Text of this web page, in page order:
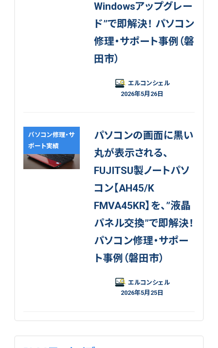
Windowsアップグレー
ド”で即解決！ パソコン
修理・サポート事例（磐
田市）
エルコンシェル
2026年5月26日
パソコン修理・サ
ポート実績
パソコンの画面に黒い
丸が表示される、
FUJITSU製ノートパソ
コン【AH45/K
FMVA45KR】を、”液晶
パネル交換”で即解決！
パソコン修理・サポー
ト事例（磐田市）
エルコンシェル
2026年5月25日